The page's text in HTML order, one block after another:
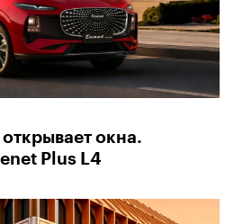
окна.
Plus L4